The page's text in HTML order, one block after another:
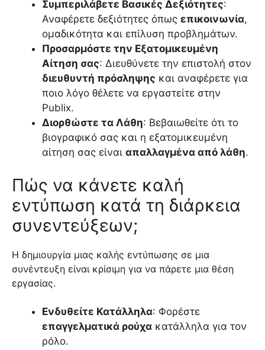
Συμπεριλάβετε Βασικές Δεξιότητες:
Αναφέρετε δεξιότητες όπως επικοινωνία,
ομαδικότητα και επίλυση προβλημάτων.
Προσαρμόστε την Εξατομικευμένη
Αίτηση σας: Διευθύνετε την επιστολή στον
διευθυντή πρόσληψης και αναφέρετε για
ποιο λόγο θέλετε να εργαστείτε στην
Publix.
Διορθώστε τα Λάθη: Βεβαιωθείτε ότι το
βιογραφικό σας και η εξατομικευμένη
αίτηση σας είναι απαλλαγμένα από λάθη.
Πώς να κάνετε καλή
εντύπωση κατά τη διάρκεια
συνεντεύξεων;
Η δημιουργία μιας καλής εντύπωσης σε μια
συνέντευξη είναι κρίσιμη για να πάρετε μια θέση
εργασίας.
Ενδυθείτε Κατάλληλα: Φορέστε
επαγγελματικά ρούχα κατάλληλα για τον
ρόλο.